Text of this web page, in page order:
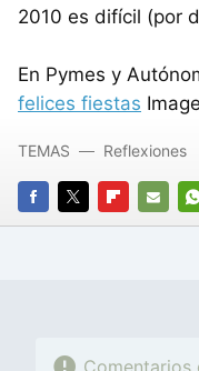
2010 es difícil (por
En Pymes y
felices fiestas
FACEBOOK
TWITTERFLIPBOARD
E-
TEMAS Reflexiones